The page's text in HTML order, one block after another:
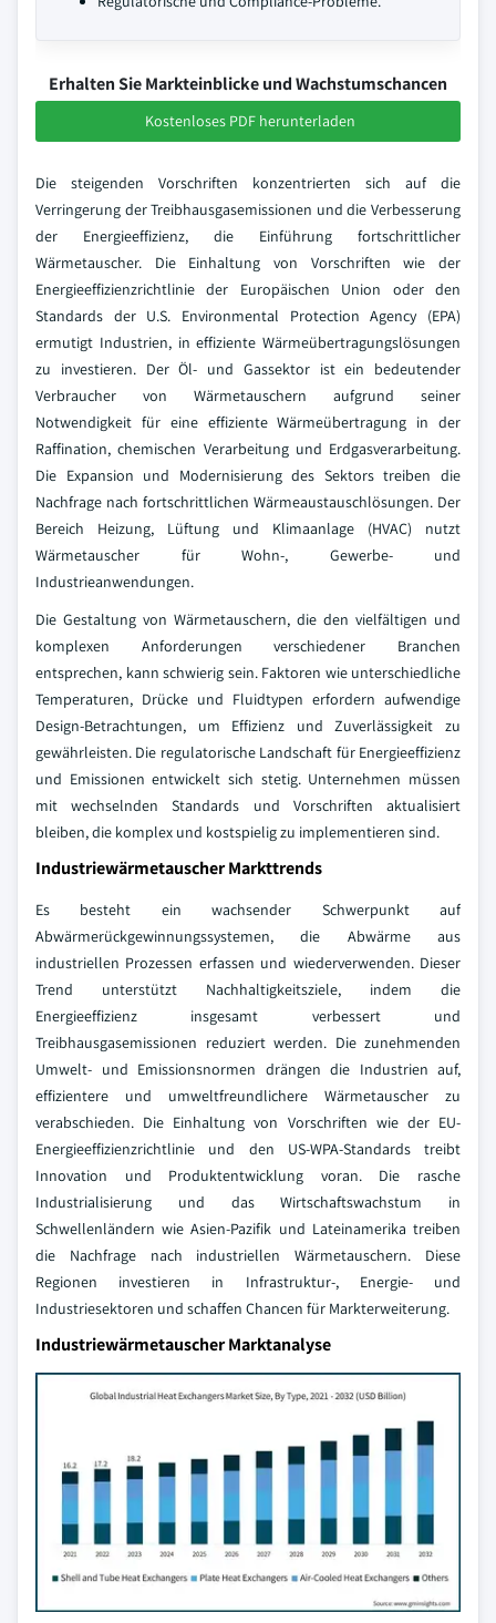
Erhalten Sie Markteinblicke und Wachstumschancen
Kostenloses PDF herunterladen
Die steigenden Vorschriften konzentrierten sich auf die
Verringerung der Treibhausgasemissionen und die Verbesserung
der Energieeffizienz, die Einführung fortschrittlicher
Wärmetauscher. Die Einhaltung von Vorschriften wie der
Energieeffizienzrichtlinie der Europäischen Union oder den
Standards der U.S. Environmental Protection Agency (EPA)
ermutigt Industrien, in effiziente Wärmeübertragungslösungen
zu investieren. Der Öl- und Gassektor ist ein bedeutender
Verbraucher von Wärmetauschern aufgrund seiner
Notwendigkeit für eine effiziente Wärmeübertragung in der
Raffination, chemischen Verarbeitung und Erdgasverarbeitung.
Die Expansion und Modernisierung des Sektors treiben die
Nachfrage nach fortschrittlichen Wärmeaustauschlösungen. Der
Bereich Heizung, Lüftung und Klimaanlage (HVAC) nutzt
Wärmetauscher für Wohn-, Gewerbe- und
Industrieanwendungen.
Die Gestaltung von Wärmetauschern, die den vielfältigen und
komplexen Anforderungen verschiedener Branchen
entsprechen, kann schwierig sein. Faktoren wie unterschiedliche
Temperaturen, Drücke und Fluidtypen erfordern aufwendige
Design-Betrachtungen, um Effizienz und Zuverlässigkeit zu
gewährleisten. Die regulatorische Landschaft für Energieeffizienz
und Emissionen entwickelt sich stetig. Unternehmen müssen
mit wechselnden Standards und Vorschriften aktualisiert
bleiben, die komplex und kostspielig zu implementieren sind.
Industriewärmetauscher Markttrends
Es besteht ein wachsender Schwerpunkt auf
Abwärmerückgewinnungssystemen, die Abwärme aus
industriellen Prozessen erfassen und wiederverwenden. Dieser
Trend unterstützt Nachhaltigkeitsziele, indem die
Energieeffizienz insgesamt verbessert und
Treibhausgasemissionen reduziert werden. Die zunehmenden
Umwelt- und Emissionsnormen drängen die Industrien auf,
effizientere und umweltfreundlichere Wärmetauscher zu
verabschieden. Die Einhaltung von Vorschriften wie der EU-
Energieeffizienzrichtlinie und den US-WPA-Standards treibt
Innovation und Produktentwicklung voran. Die rasche
Industrialisierung und das Wirtschaftswachstum in
Schwellenländern wie Asien-Pazifik und Lateinamerika treiben
die Nachfrage nach industriellen Wärmetauschern. Diese
Regionen investieren in Infrastruktur-, Energie- und
Industriesektoren und schaffen Chancen für Markterweiterung.
Industriewärmetauscher Marktanalyse